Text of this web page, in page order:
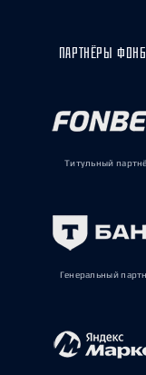
ПАРТНЁРЫ
Титульный
Генеральный